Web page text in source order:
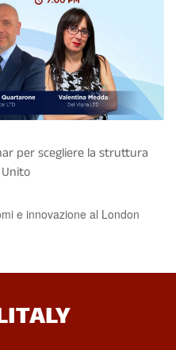
per scegliere la struttura
e innovazione al London